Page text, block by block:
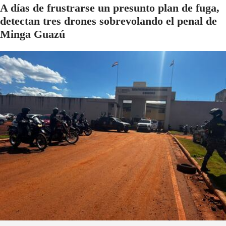
A días de frustrarse un presunto plan de fuga,
detectan tres drones sobrevolando el penal de
Minga Guazú